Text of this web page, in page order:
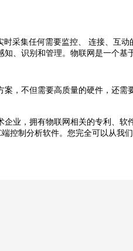
采集任何需要监控、 连接、互
知、识别和管理。物联网是一个基
，不但需要高质量的硬件，还需
业，拥有物联网相关的专利、软
端控制分析软件。您完全可以从我